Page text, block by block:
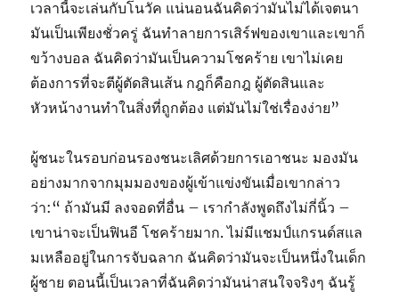
เวลานี้จะเล่นกับโนวัค แน่นอนฉันคิดว่ามันไม่ได้เจตนา
มันเป็นเพียงชั่วครู่ ฉันทำลายการเสิร์ฟของเขาและเขาก็
ขว้างบอล ฉันคิดว่ามันเป็นความโชคร้าย เขาไม่เคย
ต้องการที่จะตีผู้ตัดสินเส้น กฎก็คือกฎ ผู้ตัดสินและ
หัวหน้างานทำในสิ่งที่ถูกต้อง แต่มันไม่ใช่เรื่องง่าย”
ผู้ชนะในรอบก่อนรองชนะเลิศด้วยการเอาชนะ มองมัน
อย่างมากจากมุมมองของผู้เข้าแข่งขันเมื่อเขากล่าว
ว่า:“ ถ้ามันมี ลงจอดที่อื่น – เรากำลังพูดถึงไม่กี่นิ้ว –
เขาน่าจะเป็นฟินอี โชคร้ายมาก. ไม่มีแชมป์แกรนด์สแล
มเหลืออยู่ในการจับฉลาก ฉันคิดว่ามันจะเป็นหนึ่งในเด็ก
ผู้ชาย ตอนนี้เป็นเวลาที่ฉันคิดว่ามันน่าสนใจจริงๆ ฉันรู้